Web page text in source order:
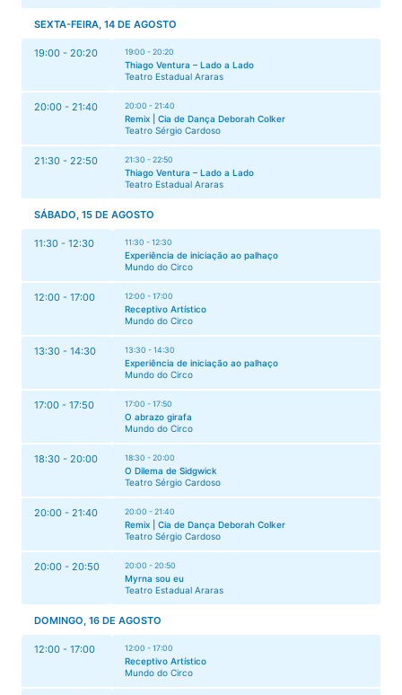
SEXTA-FEIRA, 14 DE AGOSTO
19:00 - 20:20 19:00 - 20:20
Thiago Ventura – Lado a Lado
Teatro Estadual Araras
20:00 - 21:40 20:00 - 21:40
Remix | Cia de Dança Deborah Colker
Teatro Sérgio Cardoso
21:30 - 22:50 21:30 - 22:50
Thiago Ventura – Lado a Lado
Teatro Estadual Araras
SÁBADO, 15 DE AGOSTO
11:30 - 12:30 11:30 - 12:30
Experiência de iniciação ao palhaço
Mundo do Circo
12:00 - 17:00 12:00 - 17:00
Receptivo Artístico
Mundo do Circo
13:30 - 14:30 13:30 - 14:30
Experiência de iniciação ao palhaço
Mundo do Circo
17:00 - 17:50 17:00 - 17:50
O abrazo girafa
Mundo do Circo
18:30 - 20:00 18:30 - 20:00
O Dilema de Sidgwick
Teatro Sérgio Cardoso
20:00 - 21:40 20:00 - 21:40
Remix | Cia de Dança Deborah Colker
Teatro Sérgio Cardoso
20:00 - 20:50 20:00 - 20:50
Myrna sou eu
Teatro Estadual Araras
DOMINGO, 16 DE AGOSTO
12:00 - 17:00 12:00 - 17:00
Receptivo Artístico
Mundo do Circo